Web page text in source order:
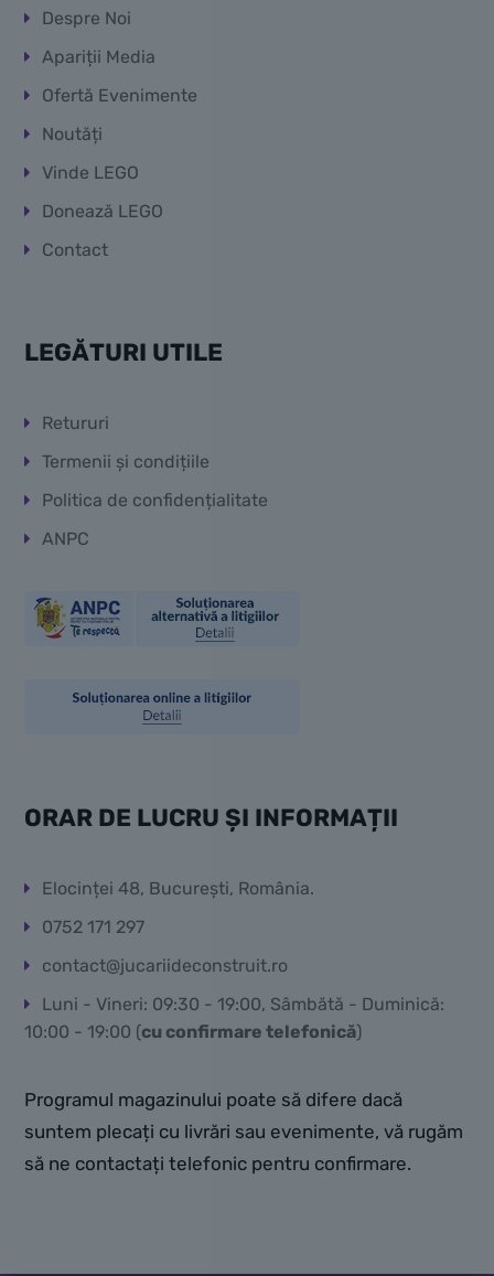
Despre Noi
Apariții Media
Ofertă Evenimente
Noutăți
Vinde LEGO
Donează LEGO
Contact
LEGĂTURI UTILE
Retururi
Termenii și condițiile
Politica de confidențialitate
ANPC
ORAR DE LUCRU ȘI INFORMAȚII
Elocinței 48, București, România.
0752 171 297
contact@jucariideconstruit.ro
Luni - Vineri: 09:30 - 19:00, Sâmbătă - Duminică:
10:00 - 19:00 (cu confirmare telefonică)
Programul magazinului poate să difere dacă
suntem plecați cu livrări sau evenimente, vă rugăm
să ne contactați telefonic pentru confirmare.